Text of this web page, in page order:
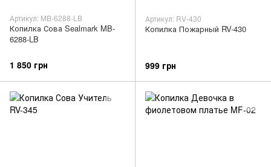
Артикул: MB-6288-LB
Копилка Сова Sealmark MB-
6288-LB
1 850 грн
Артикул: RV-430
Копилка Пожарный RV-430
999 грн